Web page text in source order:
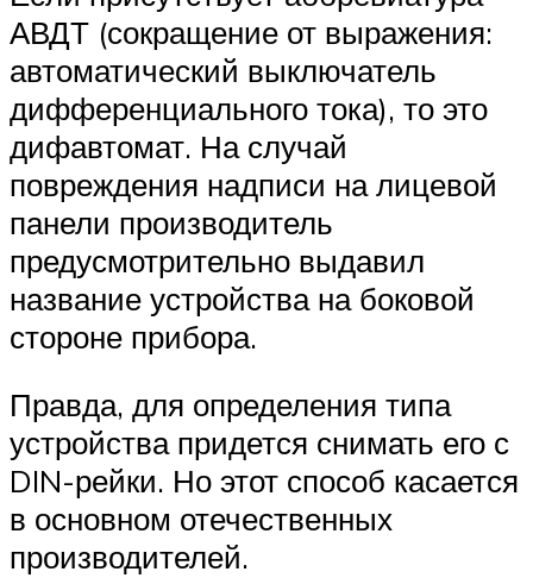
АВДТ (сокращение от выражения:
автоматический выключатель
дифференциального тока), то это
дифавтомат. На случай
повреждения надписи на лицевой
панели производитель
предусмотрительно выдавил
название устройства на боковой
стороне прибора.
Правда, для определения типа
устройства придется снимать его с
DIN-рейки. Но этот способ касается
в основном отечественных
производителей.